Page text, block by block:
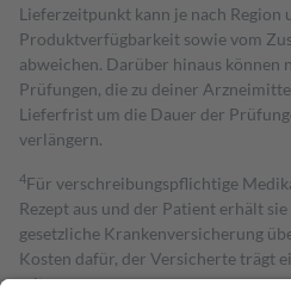
Lieferzeitpunkt kann je nach Region
Produktverfügbarkeit sowie vom
abweichen. Darüber hinaus können
Prüfungen, die zu deiner
Lieferfrist um die Dauer der
verlängern.
4Für verschreibungspflichtige
Rezept aus und der Patient erhält
gesetzliche Krankenversicherung
Kosten dafür, der Versicherte trägt
mit.